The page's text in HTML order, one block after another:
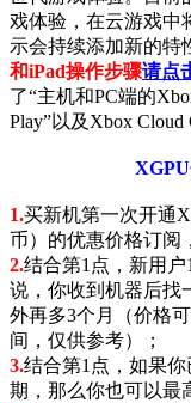
戏体验，在云游戏中
示会持续添加新的特
和iPad操作步骤请点
了“主机和PC端的
Play”以及Xbox Cloud
1.买新机第一次开通
币）的优惠价格订阅
2.结合第1点，新用
说，你收到机器后找
外再多3个月（价格
间，仅供参考）；
3.结合第1点，如果
期，那么你也可以最